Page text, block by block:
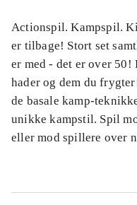
Actionspil. Kampspil.
er tilbage! Stort set
er med - det er over 50!
hader og dem du
de basale kamp-
unikke kampstil. Spil
eller mod spillere over